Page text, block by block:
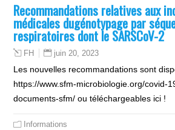
Recommandations relatives aux
médicales dugénotypage par
respiratoires dont le SARSCoV-2
FH juin 20, 2023
Les nouvelles recommandations sont
https://www.sfm-microbiologie.org/covid-
documents-sfm/ ou téléchargeables ici !
Informations